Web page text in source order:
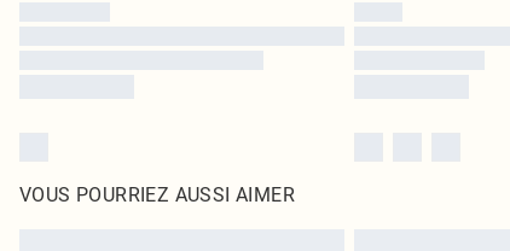
VOUS POURRIEZ AUSSI AIMER